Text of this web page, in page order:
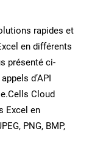
rapides et
en différents
présenté ci-
d’API
Cloud
Excel en
PNG, BMP,